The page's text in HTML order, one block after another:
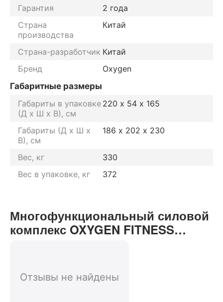
Гарантия
2 года
Страна
производства
Китай
Страна-разработчик Китай
Бренд
Oxygen
Габаритные размеры
Габариты в упаковке
(Д х Ш х В), см
220 х 54 x 165
Габариты (Д х Ш х
В), см
186 х 202 x 230
Вес, кг
330
Вес в упаковке, кг
372
Многофункциональный силовой
комплекс OXYGEN FITNESS
реальных покупателей нашего
интернет-магазина
Отзывы не найдены